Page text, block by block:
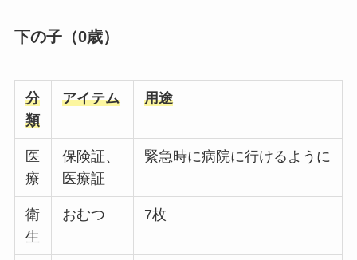
下の子（0歳）
分
類
アイテム 用途
医
療
保険証、
医療証
緊急時に病院に行けるように
衛
生
おむつ 7枚